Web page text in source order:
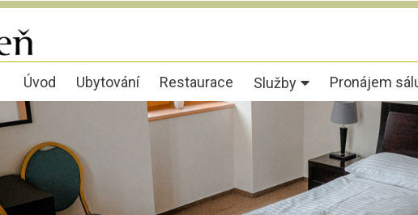
Úvod Ubytování Restaurace Služby Pronájem